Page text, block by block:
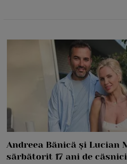
Andreea Bănică și Lucian
sărbătorit 17 ani de